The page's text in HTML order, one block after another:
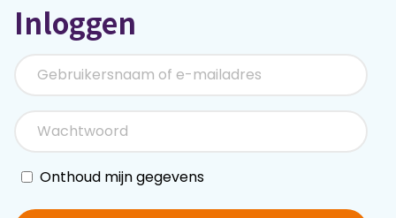
Thema's
Uit het hart
E-learnings
Inloggen
Onthoud mijn gegevens